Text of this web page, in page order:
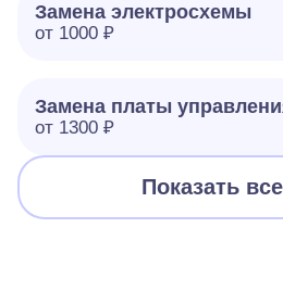
Замена электросхемы
от 1000 ₽
Замена платы
от 1300 ₽
Показать